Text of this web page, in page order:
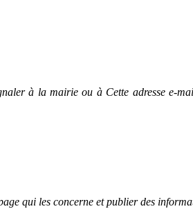
à la mairie ou à Cette adresse e-
qui les concerne et publier des